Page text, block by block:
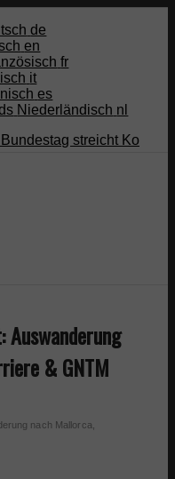
de
en
fr
it
es
Niederländisch nl
streicht
& GNTM
nach Mallorca,